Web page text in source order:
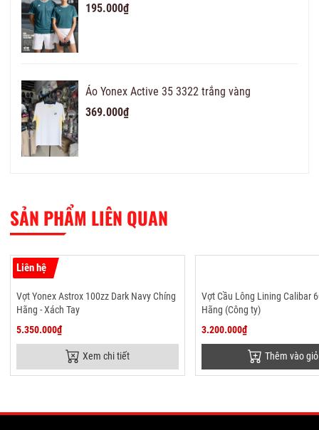
195.000₫
Áo Yonex Active 35 3322 trắng vàng
369.000₫
SẢN PHẨM LIÊN QUAN
Liên hệ
Vợt Yonex Astrox 100zz Dark Navy Chíng
Hãng - Xách Tay
5.350.000₫
Xem chi tiết
Vợt Cầu Lông Lining Calibar
Hãng (Công ty)
3.200.000₫
Thêm vào giỏ